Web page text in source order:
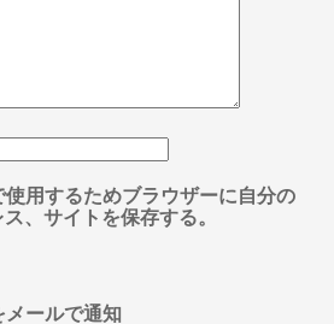
使用するためブラウザーに自分の
、サイトを保存する。
メールで通知